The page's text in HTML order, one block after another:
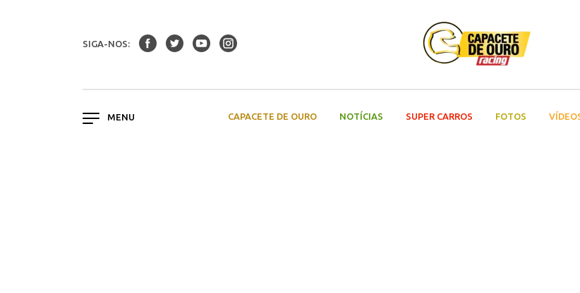
SIGA-NOS:
CAPACETE DE OURO NOTÍCIAS SUPER CARROS FOTOS